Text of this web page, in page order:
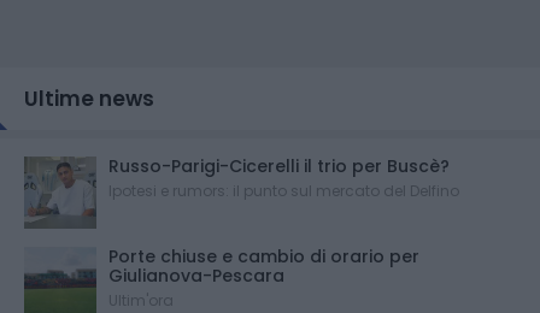
Ultime news
Russo-Parigi-Cicerelli il trio per Buscè?
Ipotesi e rumors: il punto sul mercato del Delfino
Porte chiuse e cambio di orario per
Giulianova-Pescara
Ultim'ora